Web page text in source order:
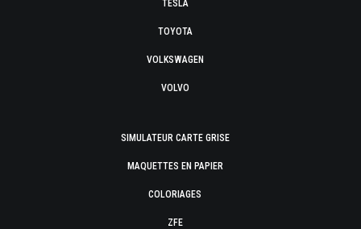
TESLA
TOYOTA
VOLKSWAGEN
VOLVO
SIMULATEUR CARTE GRISE
MAQUETTES EN PAPIER
COLORIAGES
ZFE